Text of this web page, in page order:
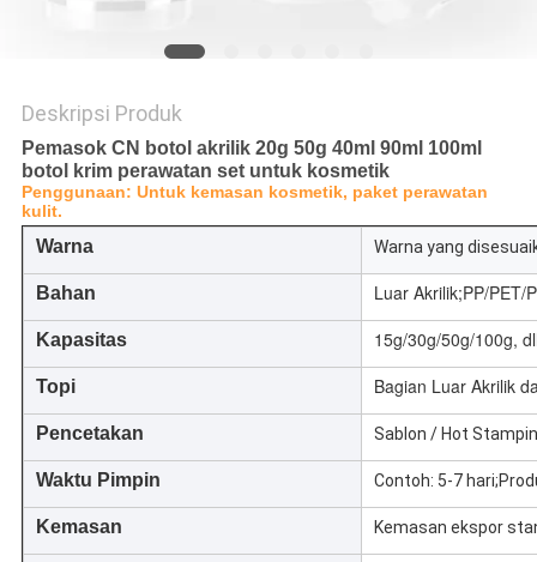
Deskripsi Produk
Pemasok CN botol akrilik 20g 50g 40ml 90ml 100ml
botol krim perawatan set untuk kosmetik
Penggunaan: Untuk kemasan kosmetik, paket perawatan
kulit.
Warna Warna yang
Bahan Luar Akrilik;PP/PET/
Kapasitas 15g/30g/50g/100g,
Topi Bagian Luar Akrilik
Pencetakan Sablon / Hot
Waktu Pimpin Contoh: 5-7
Kemasan Kemasan ekspor